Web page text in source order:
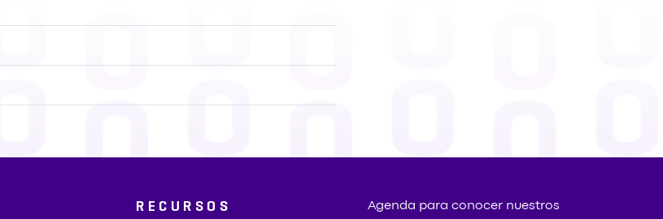
RECURSOS Agenda para conocer nuestros